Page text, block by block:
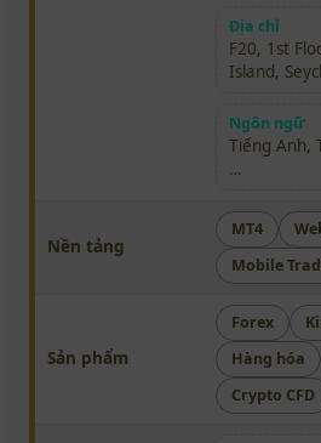
Địa chỉ
F20, 1st
Island,
Ngôn ngữ
Tiếng Anh,
…
Nền tảng
MT4
Mobile
Sản phẩm
Forex
Hàng hóa
Crypto CFD